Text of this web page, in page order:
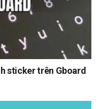
sticker trên Gboard